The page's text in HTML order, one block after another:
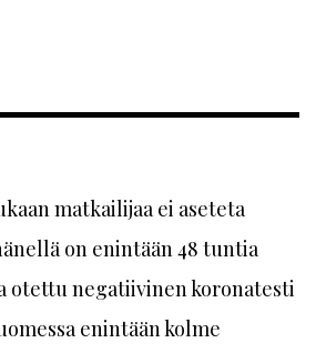
matkailijaa ei aseteta
on enintään 48 tuntia
otettu negatiivinen koronatesti
enintään kolme